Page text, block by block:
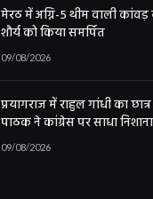
मेरठ में अग्नि-5 थीम वाली
शौर्य को किया समर्पित
09/08/2026
प्रयागराज में राहुल गांधी का
पाठक ने कांग्रेस पर साधा निशाना
09/08/2026